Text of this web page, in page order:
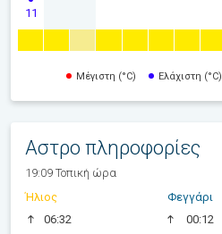
11
Μέγιστη (°C) Ελάχιστη (°C)
Αστρο πληροφορίες
19:09 Τοπική ώρα
Ήλιος
06:32
Φεγγάρι
00:12